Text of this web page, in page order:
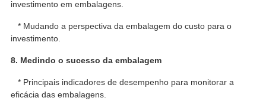
investimento em embalagens.
* Mudando a perspectiva da embalagem do custo para o
investimento.
8. Medindo o sucesso da embalagem
* Principais indicadores de desempenho para monitorar a
eficácia das embalagens.